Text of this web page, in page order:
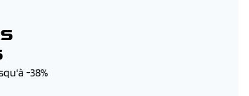
-38%